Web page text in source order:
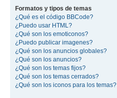
Formatos y tipos de temas
¿Qué es el código BBCode?
¿Puedo usar HTML?
¿Qué son los emoticonos?
¿Puedo publicar imagenes?
¿Qué son los anuncios globales?
¿Qué son los anuncios?
¿Qué son los temas fijos?
¿Qué son los temas cerrados?
¿Qué son los iconos para los temas?